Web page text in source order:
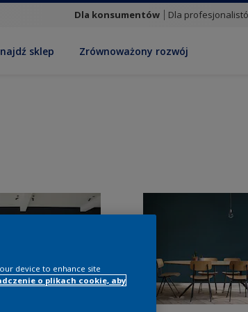
Dla konsumentów Dla
sklep Zrównoważony rozwój
device to enhance site
o plikach cookie, aby